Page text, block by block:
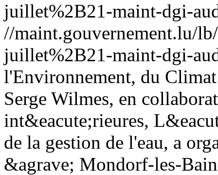
juillet%2B21-maint-dgi-
//maint.gouvernement.lu/
juillet%2B21-maint-dgi-
l'Environnement, du
Serge Wilmes, en
int&eacute;rieures,
de la gestion de l'eau, a
&agrave; Mondorf-les-